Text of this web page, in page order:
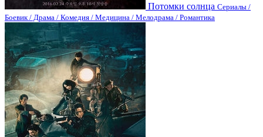
Потомки солнца Сериалы /
Боевик / Драма / Комедия / Медицина / Мелодрама / Романтика